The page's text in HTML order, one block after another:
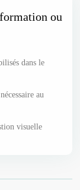
ou
dans le
au
visuelle